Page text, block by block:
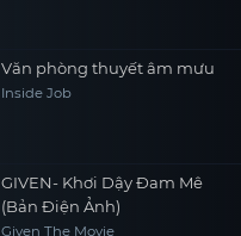
Văn phòng thuyết âm mưu
Inside Job
GIVEN- Khơi Dậy Đam Mê
(Bản Điện Ảnh)
Given The Movie